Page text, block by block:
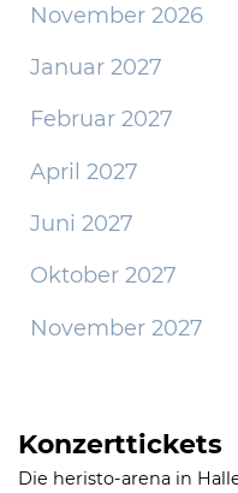
November 2026
Januar 2027
Februar 2027
April 2027
Juni 2027
Oktober 2027
November 2027
Konzerttickets
Die heristo-arena in